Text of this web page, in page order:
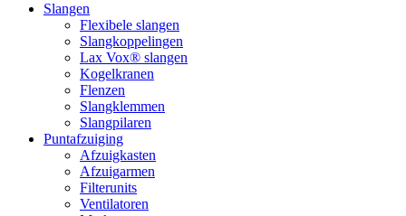
Slangen
Flexibele slangen
Slangkoppelingen
Lax Vox® slangen
Kogelkranen
Flenzen
Slangklemmen
Slangpilaren
Puntafzuiging
Afzuigkasten
Afzuigarmen
Filterunits
Ventilatoren